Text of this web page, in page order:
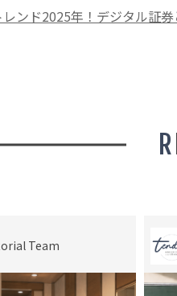
レンド2025年！デジタル証券
Team